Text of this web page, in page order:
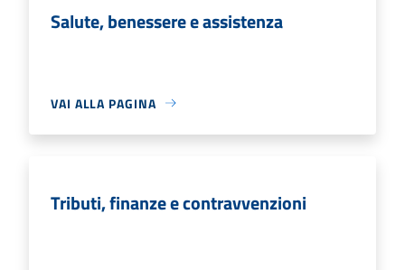
Salute, benessere e assistenza
VAI ALLA PAGINA
Tributi, finanze e contravvenzioni